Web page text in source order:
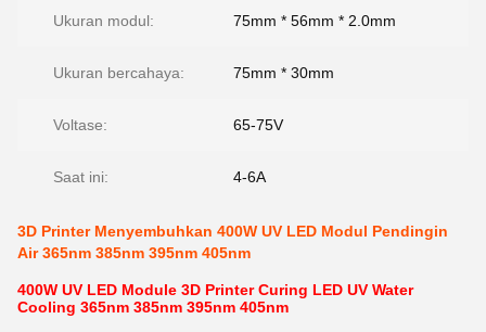
Ukuran modul: 75mm * 56mm * 2.0mm
Ukuran bercahaya: 75mm * 30mm
Voltase: 65-75V
Saat ini: 4-6A
3D Printer Menyembuhkan 400W UV LED Modul Pendingin
Air 365nm 385nm 395nm 405nm
400W UV LED Module 3D Printer Curing LED UV Water
Cooling 365nm 385nm 395nm 405nm